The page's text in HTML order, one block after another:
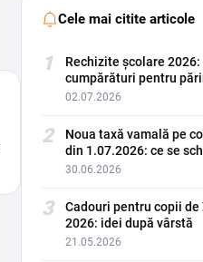
Cele mai citite articole
1
Rechizite școlare
cumpărături pentru
02.07.2026
2
Noua taxă vamală pe
din 1.07.2026: ce se
30.06.2026
3
Cadouri pentru copii
2026: idei după vârstă
21.05.2026